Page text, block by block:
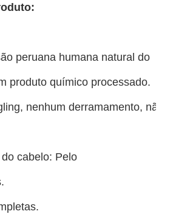
peruana humana natural do
produto químico processado.
nenhum derramamento, não
cabelo: Pelo